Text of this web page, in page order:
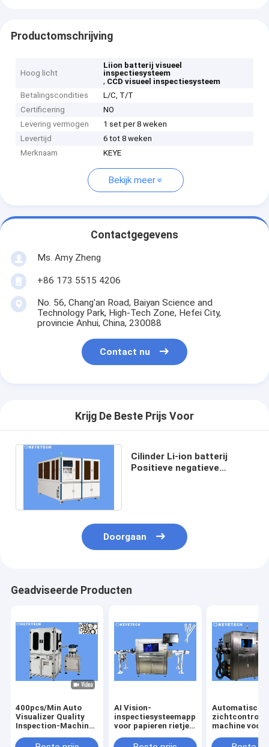
Productomschrijving
Hoog licht
Liion batterij visueel
inspectiesysteem
, CCD visueel inspectiesysteem
Betalingscondities
L/C, T/T
Certificering
NO
Levering vermogen
1 set per 8 weken
Levertijd
6 tot 8 weken
Merknaam
KEYE
Bekijk meer
Contactgegevens
Ms. Amy Zheng
+86 173 5515 4206
No. 56, Chang'an Road, Baiyan Science and
Technology Park, High-Tech Zone, Hefei City,
provincie Anhui, China, 230088
Contact nu
Krijg De Beste Prijs Voor
Cilinder Li-ion batterij
Positieve negatieve
Doorgaan
Geadviseerde Producten
400pcs/Min Auto
Visualizer Quality
Inspection-Machine
verzegelen
AI Vision-
inspectiesysteemapparatuur
voor papieren rietjes
Automatische
zichtcontrole-
machine voor
knoppen van